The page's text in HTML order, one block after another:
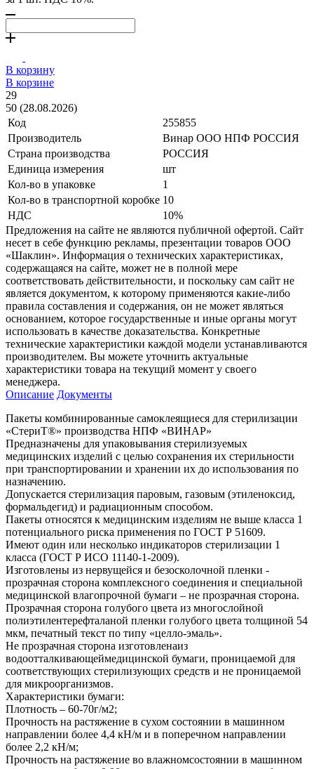
В корзину
В корзине
29
50 (28.08.2026)
Код
255855
Производитель
Винар ООО НПФ РОССИЯ
Страна производства
РОССИЯ
Единица измерения
шт
Кол-во в упаковке
1
Кол-во в транспортной коробке 10
НДС
10%
Предложения на сайте не являются публичной офертой. Сайт
несет в себе функцию рекламы, презентации товаров ООО
«Шаклин». Информация о технических характеристиках,
содержащаяся на сайте, может не в полной мере
соответствовать действительности, и поскольку сам сайт не
является документом, к которому применяются какие-либо
правила составления и содержания, он не может являться
основанием, которое государственные и иные органы могут
использовать в качестве доказательства. Конкретные
технические характеристики каждой модели устанавливаются
производителем. Вы можете уточнить актуальные
характеристики товара на текущий момент у своего
менеджера.
Описание Документы
Пакеты комбинированные самоклеящиеся для стерилизации
«СтериТ®» производства НПФ «ВИНАР»
Предназначены для упаковывания стерилизуемых
медицинских изделий с целью сохранения их стерильности
при транспортировании и хранении их до использования по
назначению.
Допускается стерилизация паровым, газовым (этиленоксид,
формальдегид) и радиационным способом.
Пакеты относятся к медицинским изделиям не выше класса 1
потенциального риска применения по ГОСТ Р 51609.
Имеют один или несколько индикаторов стерилизации 1
класса (ГОСТ Р ИСО 11140-1-2009).
Изготовлены из нервущейся и безосколочной пленки -
прозрачная сторона комплексного соединения и специальной
медицинской влагопрочной бумаги – не прозрачная сторона.
Прозрачная сторона голубого цвета из многослойной
полиэтилентерефталаной пленки голубого цвета толщиной 54
мкм, печатный текст по типу «целло-эмаль».
Не прозрачная сторона изготовленаиз
водоотталкивающеймедицинской бумаги, проницаемой для
соответствующих стерилизующих средств и не проницаемой
для микроорганизмов.
Характеристики бумаги:
Плотность – 60-70г/м2;
Прочность на растяжение в сухом состоянии в машинном
направлении более 4,4 кН/м и в поперечном направлении
более 2,2 кН/м;
Прочность на растяжение во влажномсостоянии в машинном